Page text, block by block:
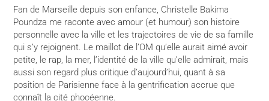
Fan de Marseille depuis son enfance, Christelle Bakima
Poundza me raconte avec amour (et humour) son histoire
personnelle avec la ville et les trajectoires de vie de sa famille
qui s’y rejoignent. Le maillot de l’OM qu’elle aurait aimé avoir
petite, le rap, la mer, l’identité de la ville qu’elle admirait, mais
aussi son regard plus critique d’aujourd’hui, quant à sa
position de Parisienne face à la gentrification accrue que
connaît la cité phocéenne.